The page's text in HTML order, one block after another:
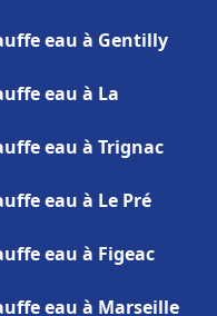
eau à Gentilly
eau à La
eau à Trignac
eau à Le Pré
eau à Figeac
eau à Marseille